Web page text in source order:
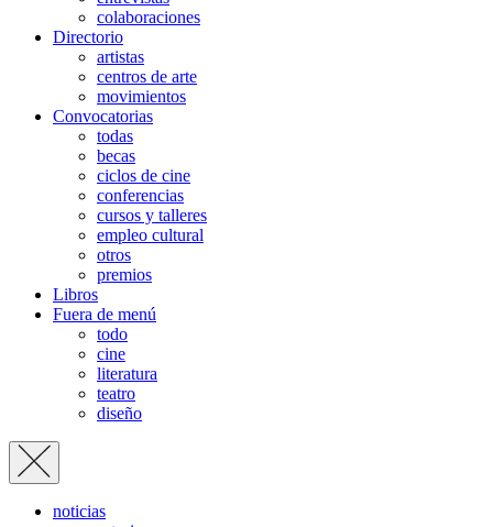
colaboraciones
Directorio
artistas
centros de arte
movimientos
Convocatorias
todas
becas
ciclos de cine
conferencias
cursos y talleres
empleo cultural
otros
premios
Libros
Fuera de menú
todo
cine
literatura
teatro
diseño
noticias